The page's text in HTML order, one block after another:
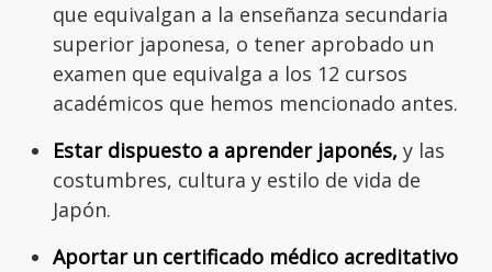
que equivalgan a la enseñanza secundaria
superior japonesa, o tener aprobado un
examen que equivalga a los 12 cursos
académicos que hemos mencionado antes.
Estar dispuesto a aprender japonés, y las
costumbres, cultura y estilo de vida de
Japón.
Aportar un certificado médico acreditativo